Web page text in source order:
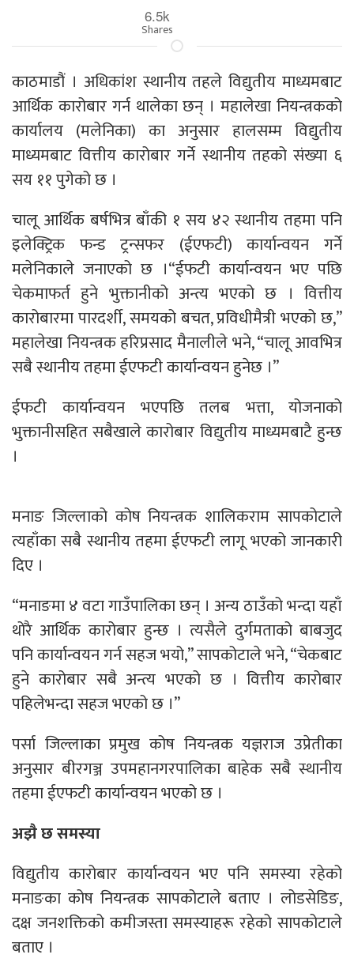
6.5k
Shares
काठमाडौं । अधिकांश स्थानीय तहले विद्युतीय माध्यमबाट
आर्थिक कारोबार गर्न थालेका छन् । महालेखा नियन्त्रकको
कार्यालय (मलेनिका) का अनुसार हालसम्म विद्युतीय
माध्यमबाट वित्तीय कारोबार गर्ने स्थानीय तहको संख्या ६
सय ११ पुगेको छ ।
चालू आर्थिक बर्षभित्र बाँकी १ सय ४२ स्थानीय तहमा पनि
इलेक्ट्रिक फन्ड ट्रन्सफर (ईएफटी) कार्यान्वयन गर्ने
मलेनिकाले जनाएको छ ।“ईफटी कार्यान्वयन भए पछि
चेकमाफर्त हुने भुक्तानीको अन्त्य भएको छ । वित्तीय
कारोबारमा पारदर्शी, समयको बचत, प्रविधीमैत्री भएको छ,”
महालेखा नियन्त्रक हरिप्रसाद मैनालीले भने, “चालू आवभित्र
सबै स्थानीय तहमा ईएफटी कार्यान्वयन हुनेछ ।”
ईफटी कार्यान्वयन भएपछि तलब भत्ता, योजनाको
भुक्तानीसहित सबैखाले कारोबार विद्युतीय माध्यमबाटै हुन्छ
।
मनाङ जिल्लाको कोष नियन्त्रक शालिकराम सापकोटाले
त्यहाँका सबै स्थानीय तहमा ईएफटी लागू भएको जानकारी
दिए ।
“मनाङमा ४ वटा गाउँपालिका छन् । अन्य ठाउँको भन्दा यहाँ
थोरै आर्थिक कारोबार हुन्छ । त्यसैले दुर्गमताको बाबजुद
पनि कार्यान्वयन गर्न सहज भयो,” सापकोटाले भने, “चेकबाट
हुने कारोबार सबै अन्त्य भएको छ । वित्तीय कारोबार
पहिलेभन्दा सहज भएको छ ।”
पर्सा जिल्लाका प्रमुख कोष नियन्त्रक यज्ञराज उप्रेतीका
अनुसार बीरगञ्ज उपमहानगरपालिका बाहेक सबै स्थानीय
तहमा ईएफटी कार्यान्वयन भएको छ ।
अझै छ समस्या
विद्युतीय कारोबार कार्यान्वयन भए पनि समस्या रहेको
मनाङका कोष नियन्त्रक सापकोटाले बताए । लोडसेडिङ,
दक्ष जनशक्तिको कमीजस्ता समस्याहरू रहेको सापकोटाले
बताए ।